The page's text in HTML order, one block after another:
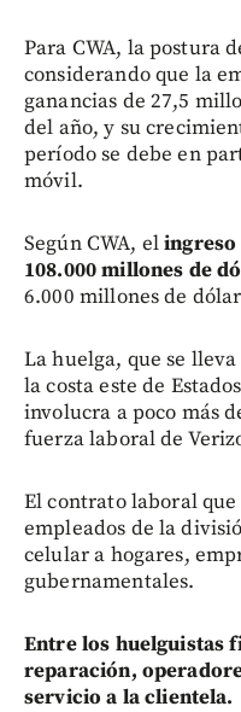
Para CWA, la postura
considerando que la
ganancias de 27,5
del año, y su
período se debe en
móvil.
Según CWA, elingreso
108.000 millones de
6.000 millones de
La huelga, que se
la costa este de
involucra a poco más
fuerza laboral de
El contrato laboral
empleados de la
celular a hogares,
gubernamentales.
Entre los huelguistas
reparación,
servicio a la clientela.